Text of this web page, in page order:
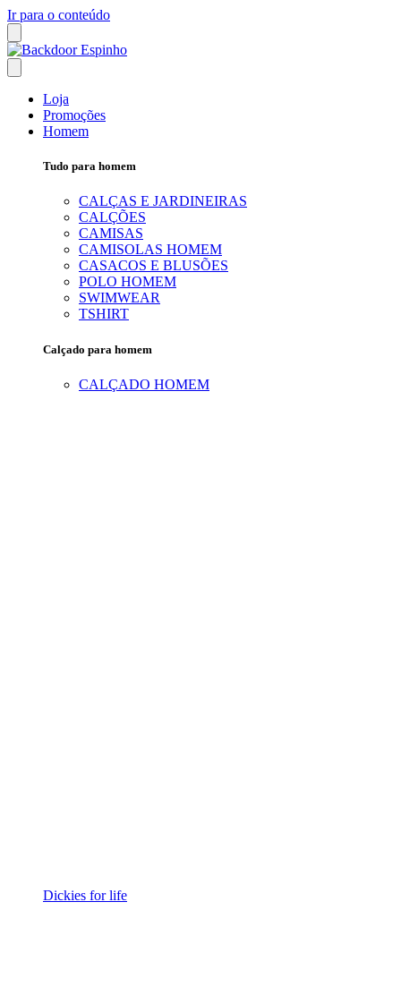
Ir para o conteúdo
Loja
Promoções
Homem
Tudo para homem
CALÇAS E JARDINEIRAS
CALÇÕES
CAMISAS
CAMISOLAS HOMEM
CASACOS E BLUSÕES
POLO HOMEM
SWIMWEAR
TSHIRT
Calçado para homem
CALÇADO HOMEM
Dickies for life